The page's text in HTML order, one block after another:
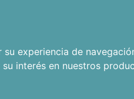
experiencia de
su interés en nuestros